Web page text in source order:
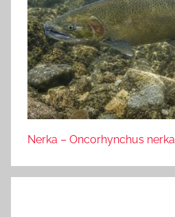
Nerka – Oncorhynchus nerka